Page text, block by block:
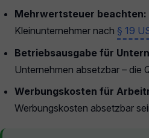
Mehrwertsteuer beachten:
Kleinunternehmer nach § 19
Betriebsausgabe für
Unternehmen absetzbar – die
Werbungskosten für
Werbungskosten absetzbar